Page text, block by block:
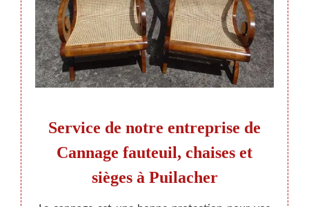
en
faire
Service de notre entreprise de
Cannage fauteuil, chaises et
sièges à Puilacher
Si